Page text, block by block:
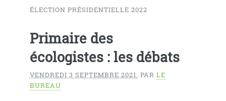
ÉLECTION PRÉSIDENTIELLE 2022
Primaire des
écologistes : les débats
VENDREDI 3 SEPTEMBRE 2021, PAR LE
BUREAU